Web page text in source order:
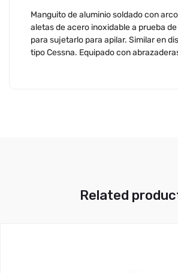
Manguito de aluminio soldado con
aletas de acero inoxidable a prueba
para sujetarlo para apilar. Similar en
tipo Cessna. Equipado con
Related